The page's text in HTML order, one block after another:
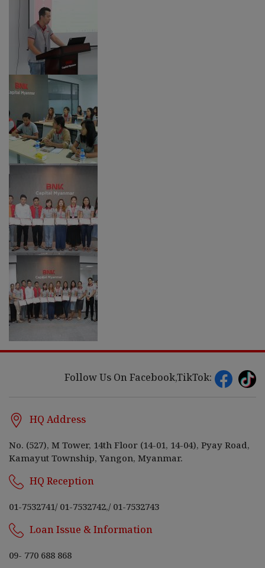
Follow Us On Facebook,TikTok:
HQ Address
No. (527), M Tower, 14th Floor (14-01, 14-04), Pyay Road,
Kamayut Township, Yangon, Myanmar.
HQ Reception
01-7532741/ 01-7532742,/ 01-7532743
Loan Issue & Information
09- 770 688 868